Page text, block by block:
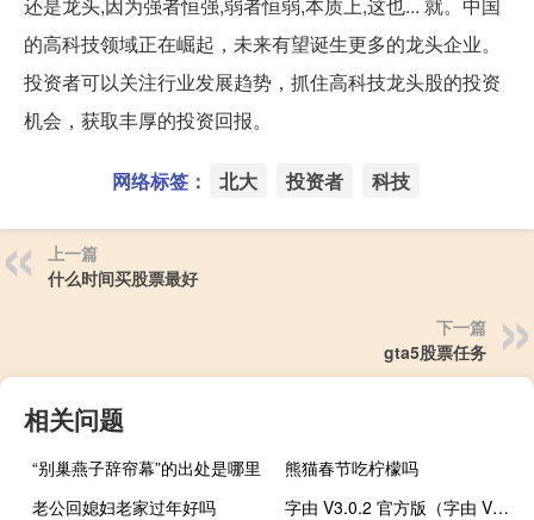
的高科技领域正在崛起，未来有望诞生更多的龙头企业。
投资者可以关注行业发展趋势，抓住高科技龙头股的投资
机会，获取丰厚的投资回报。
网络标签： 北大 投资者 科技
上一篇
什么时间买股票最好
下一篇
gta5股票任务
相关问题
“别巢燕子辞帘幕”的出处是哪里
熊猫春节吃柠檬吗
老公回媳妇老家过年好吗
字由 V3.0.2 官方版（字由 V3.0.2 官方版功能简介）